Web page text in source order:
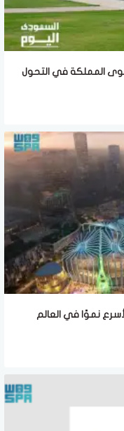
المملكة في التحول
نموًا في العالم